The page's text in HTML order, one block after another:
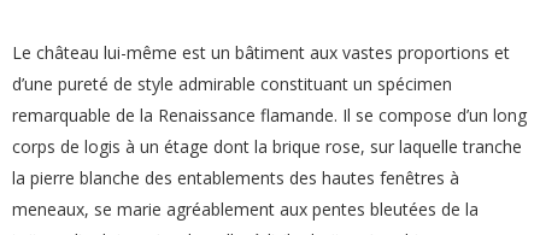
Le château lui-même est un bâtiment aux vastes proportions et
d’une pureté de style admirable constituant un spécimen
remarquable de la Renaissance flamande. Il se compose d’un long
corps de logis à un étage dont la brique rose, sur laquelle tranche
la pierre blanche des entablements des hautes fenêtres à
meneaux, se marie agréablement aux pentes bleutées de la